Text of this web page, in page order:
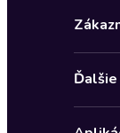
Fantasy a sci-fi
Ďalšie